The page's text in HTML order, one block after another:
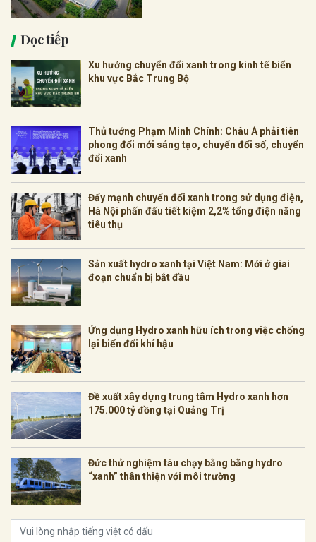
Đọc tiếp
Xu hướng chuyển đổi xanh trong kinh tế biển
khu vực Bắc Trung Bộ
Thủ tướng Phạm Minh Chính: Châu Á phải tiên
phong đổi mới sáng tạo, chuyển đổi số, chuyển
đổi xanh
Đẩy mạnh chuyển đổi xanh trong sử dụng điện,
Hà Nội phấn đấu tiết kiệm 2,2% tổng điện năng
tiêu thụ
Sản xuất hydro xanh tại Việt Nam: Mới ở giai
đoạn chuẩn bị bắt đầu
Ứng dụng Hydro xanh hữu ích trong việc chống
lại biến đổi khí hậu
Đề xuất xây dựng trung tâm Hydro xanh hơn
175.000 tỷ đồng tại Quảng Trị
Đức thử nghiệm tàu chạy bằng bằng hydro
“xanh” thân thiện với môi trường